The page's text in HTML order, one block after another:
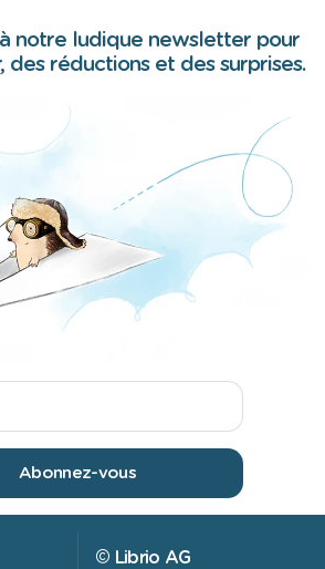
notre ludique newsletter pour
des réductions et des surprises.
Abonnez-vous
© Librio AG